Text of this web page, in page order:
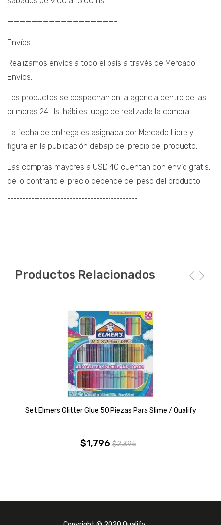
——————————————————-
Envíos:
Realizamos envíos a todo el país a través de Mercado
Envíos.
Los productos se despachan en la agencia dentro de las
primeras 24 Hs. hábiles luego de realizada la compra.
La fecha de entrega es asignada por Mercado Libre y
figura en la publicación debajo del precio del producto.
Las compras mayores a USD 40 cuentan con envío gratis,
de lo contrario el precio depende del peso del producto.
¯¯¯¯¯¯¯¯¯¯¯¯¯¯¯¯¯¯¯¯¯¯¯¯¯¯¯¯¯¯¯¯¯¯¯¯¯¯¯¯¯¯¯¯
Productos Relacionados
Set Elmers Glitter Glue 50 Piezas Para Slime / Qualify
$2,395
El
era:
$1,796
El
es: